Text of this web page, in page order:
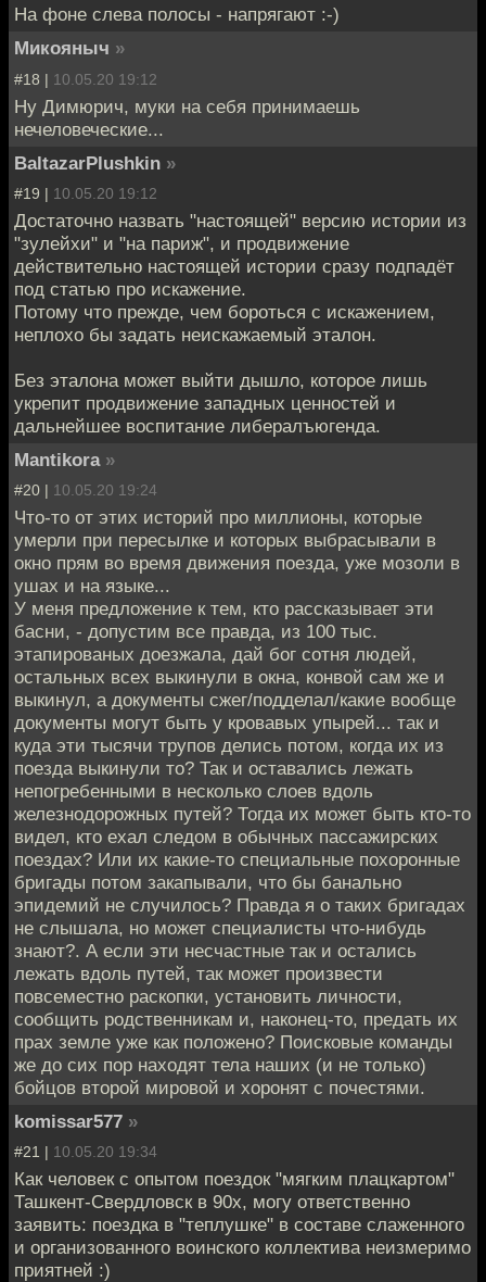
На фоне слева полосы - напрягают :-)
Микояныч »
#18 | 10.05.20 19:12
Ну Димюрич, муки на себя принимаешь
нечеловеческие...
BaltazarPlushkin »
#19 | 10.05.20 19:12
Достаточно назвать "настоящей" версию истории из
"зулейхи" и "на париж", и продвижение
действительно настоящей истории сразу подпадёт
под статью про искажение.
Потому что прежде, чем бороться с искажением,
неплохо бы задать неискажаемый эталон.
Без эталона может выйти дышло, которое лишь
укрепит продвижение западных ценностей и
дальнейшее воспитание либералъюгенда.
Mantikora »
#20 | 10.05.20 19:24
Что-то от этих историй про миллионы, которые
умерли при пересылке и которых выбрасывали в
окно прям во время движения поезда, уже мозоли в
ушах и на языке...
У меня предложение к тем, кто рассказывает эти
басни, - допустим все правда, из 100 тыс.
этапированых доезжала, дай бог сотня людей,
остальных всех выкинули в окна, конвой сам же и
выкинул, а документы сжег/подделал/какие вообще
документы могут быть у кровавых упырей... так и
куда эти тысячи трупов делись потом, когда их из
поезда выкинули то? Так и оставались лежать
непогребенными в несколько слоев вдоль
железнодорожных путей? Тогда их может быть кто-то
видел, кто ехал следом в обычных пассажирских
поездах? Или их какие-то специальные похоронные
бригады потом закапывали, что бы банально
эпидемий не случилось? Правда я о таких бригадах
не слышала, но может специалисты что-нибудь
знают?. А если эти несчастные так и остались
лежать вдоль путей, так может произвести
повсеместно раскопки, установить личности,
сообщить родственникам и, наконец-то, предать их
прах земле уже как положено? Поисковые команды
же до сих пор находят тела наших (и не только)
бойцов второй мировой и хоронят с почестями.
komissar577 »
#21 | 10.05.20 19:34
Как человек с опытом поездок "мягким плацкартом"
Ташкент-Свердловск в 90х, могу ответственно
заявить: поездка в "теплушке" в составе слаженного
и организованного воинского коллектива неизмеримо
приятней :)